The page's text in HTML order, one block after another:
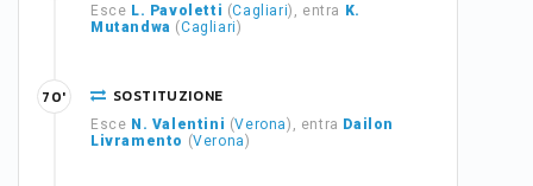
Esce L. Pavoletti (Cagliari), entra
K.
Mutandwa (Cagliari)
SOSTITUZIONE
Esce N. Valentini (Verona), entra Dailon
Livramento (Verona)
70'